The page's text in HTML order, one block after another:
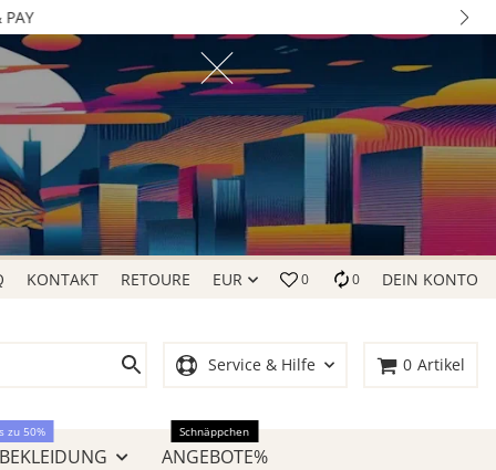
KONTAKT RETOURE EUR 0 0 DEIN KONTO
Service & Hilfe 0 Artikel
zu 50%
ANGEBOTE%
Schnäppchen